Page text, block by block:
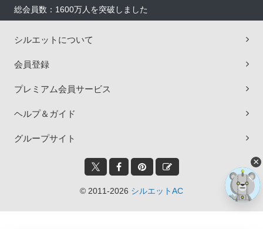
総会員数：1600万人を突破しました
シルエットについて
会員登録
プレミアム会員サービス
ヘルプ＆ガイド
グループサイト
© 2011-2026 シルエットAC
×